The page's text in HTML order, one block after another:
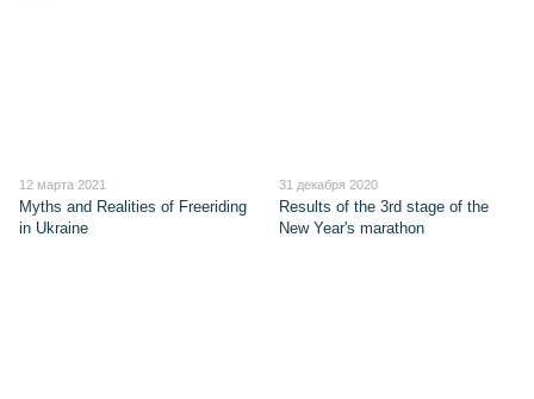
12 марта 2021
Myths and Realities of Freeriding
in Ukraine
31 декабря 2020
Results of the 3rd stage of the
New Year's marathon